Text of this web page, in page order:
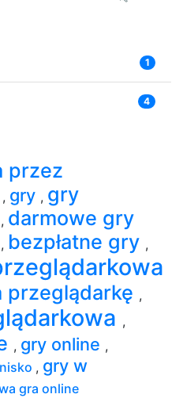
1
4
przez
, gry , gry
, darmowe gry
, bezpłatne gry ,
przeglądarkę ,
,
, gry online ,
, gry w
gra online